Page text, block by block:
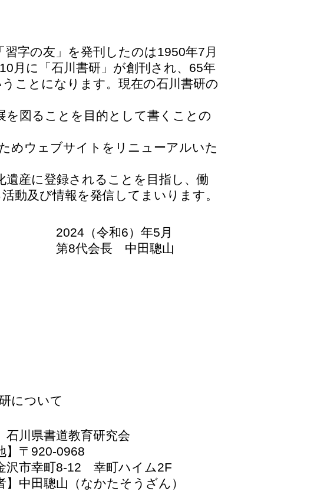
字の友」を発刊したのは1950年7月
月に「石川書研」が創刊され、65年
ことになります。現在の石川書研の
図ることを目的として書くことの
めウェブサイトをリニューアルいた
産に登録されることを目指し、働
動及び情報を発信してまいります。
2024（令和6）年5月
第8代会長 中田聰山
について
石川県書道教育研究会
】〒920-0968
沢市幸町8-12 幸町ハイム2F
】中田聰山（なかたそうざん）